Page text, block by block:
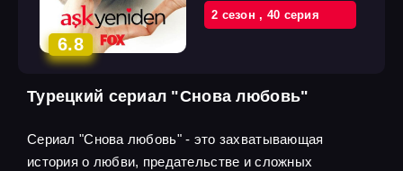
6.8
2 cезон, 40 cерия
Турецкий сериал "Снова любовь"
Сериал "Снова любовь" - это захватывающая
история о любви, предательстве и сложных